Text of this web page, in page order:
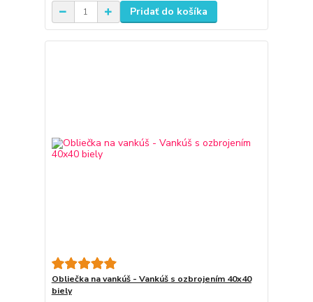
Pridať do košíka
Obliečka na vankúš - Vankúš s ozbrojením 40x40
biely